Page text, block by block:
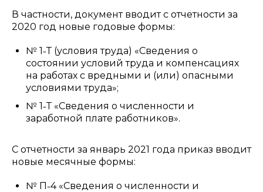
В частности, документ вводит с отчетности за
2020 год новые годовые формы:
№ 1˗Т (условия труда) «Сведения о
состоянии условий труда и компенсациях
на работах с вредными и (или) опасными
условиями труда»;
№ 1˗Т «Сведения о численности и
заработной плате работников».
С отчетности за январь 2021 года приказ вводит
новые месячные формы:
№ П˗4 «Сведения о численности и